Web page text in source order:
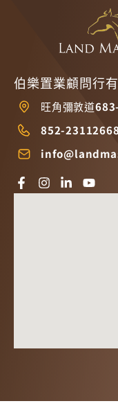
伯樂置業顧問行
旺角彌敦道
852-23112668